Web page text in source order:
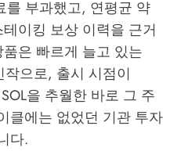
를 부과했고, 연평균 약
이킹 보상 이력을 근거
은 빠르게 늘고 있는
작으로, 출시 시점이
을 추월한 바로 그 주
클에는 없었던 기관 투자
다.